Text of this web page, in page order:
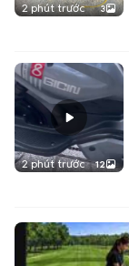
2 phút trước 3
2 phút trước 12